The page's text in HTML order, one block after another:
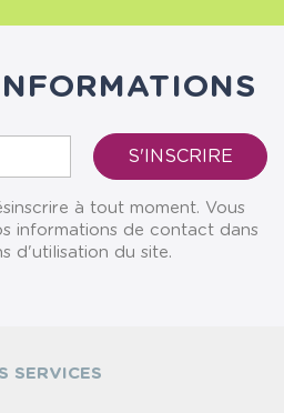
à tout moment. Vous
informations de contact dans
d'utilisation du site.
SERVICES